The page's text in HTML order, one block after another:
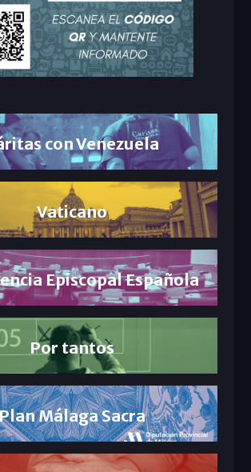
con Venezuela
Vaticano
Episcopal Española
Por tantos
Málaga Sacra